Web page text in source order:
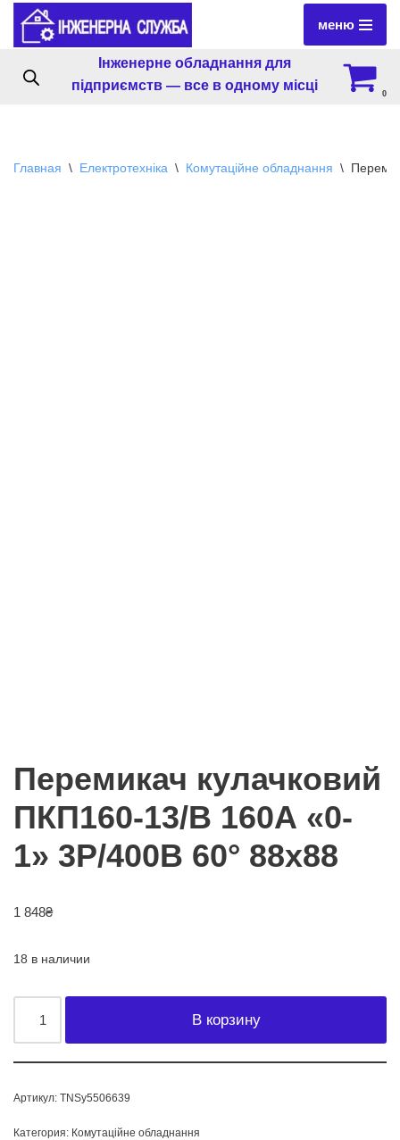
Перейти
содержимому
меню
Інженерне обладнання для
підприємств — все в одному місці
0
Главная \ Електротехніка \ Комутаційне обладнання \
Перемикач кулачковий
ПКП160-13/В 160А «0-
1» 3Р/400B 60° 88х88
1 848₴
18 в наличии
В корзину
Артикул: TNSy5506639
Категория: Комутаційне обладнання